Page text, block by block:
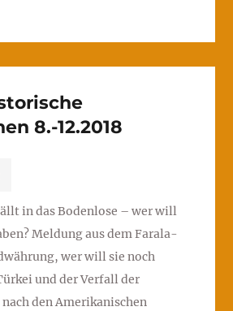
8.-12.2018
in das Bodenlose – wer will
Meldung aus dem Farala-
wer will sie noch
und der Verfall der
den Amerikanischen